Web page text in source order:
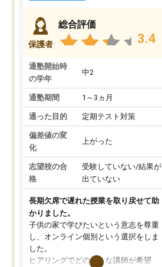
保護者
総合評価
3.4
通塾開始時
の学年
中2
通塾期間 1～3ヵ月
通った目的 定期テスト対策
偏差値の変
化
上がった
志望校の合
格
受験していない/結果が
出ていない
長期欠席で遅れた授業を取り戻せて助
かりました。
子供の家で学びたいという意志を尊重
し、オンライン個別という選択をしま
した。
ヒアリングでどのような講師が希望